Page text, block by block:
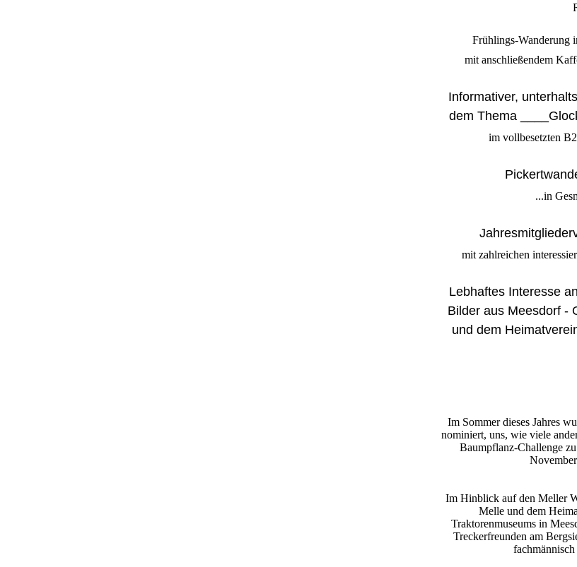
Frühlings-Wanderung
mit anschließendem
Informativer,
dem Thema
im vollbesetzten
...in
mit zahlreichen
Lebhaftes Interesse
Bilder aus Meesdorf -
und dem
Im Sommer dieses Jahres
nominiert, uns, wie viele
Baumpflanz-Challenge
Im Hinblick auf den Meller
Melle und dem
Traktorenmuseums in
Treckerfreunden am